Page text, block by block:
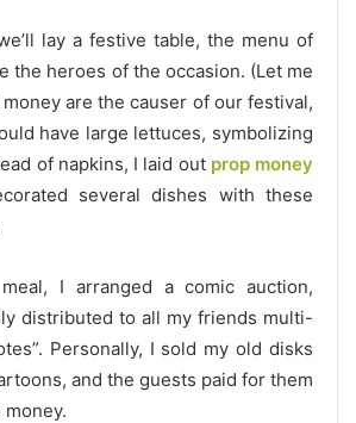
lay a festive table, the menu of
the heroes of the occasion. (Let me
are the causer of our festival,
have large lettuces, symbolizing
of napkins, I laid out prop money
several dishes with these
I arranged a comic auction,
distributed to all my friends multi-
Personally, I sold my old disks
and the guests paid for them